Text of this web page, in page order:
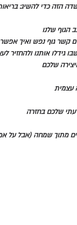
הזה כדי להשיג:
הגוף שלנו
קשר גוף נפש ואיך
גידלו אותנו ולהחזיר
שלכם
עצמית
שלכם בחזרה
מתוך שמחה (אבל על